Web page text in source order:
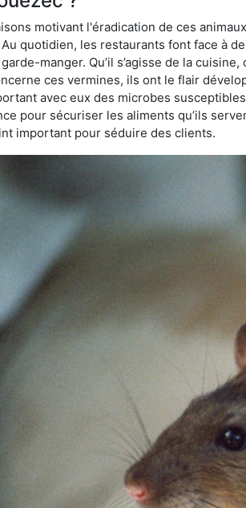
motivant l'éradication de ces
quotidien, les restaurants font face à
manger. Qu’il s’agisse de la
ces vermines, ils ont le flair
avec eux des microbes
pour sécuriser les aliments qu’ils
important pour séduire des clients.